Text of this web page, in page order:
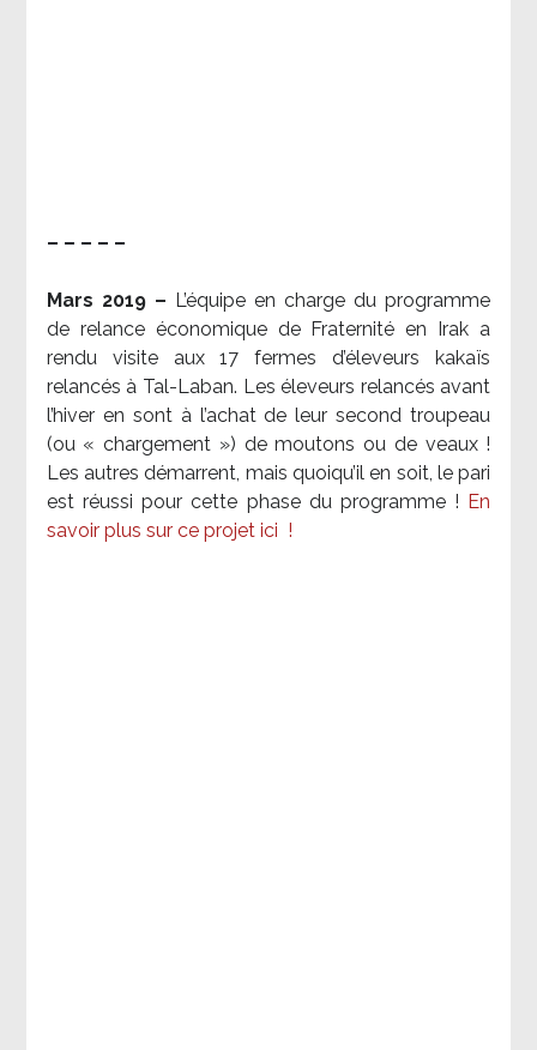
– – – – –
Mars 2019 – L’équipe en charge du programme
de relance économique de Fraternité en Irak a
rendu visite aux 17 fermes d’éleveurs kakaïs
relancés à Tal-Laban. Les éleveurs relancés avant
l’hiver en sont à l’achat de leur second troupeau
(ou « chargement ») de moutons ou de veaux !
Les autres démarrent, mais quoiqu’il en soit, le pari
est réussi pour cette phase du programme ! En
savoir plus sur ce projet ici !